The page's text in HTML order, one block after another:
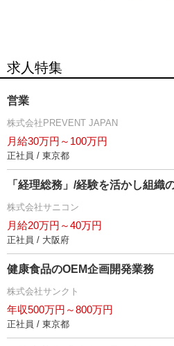
求人特集
営業
株式会社PREVENT JAPAN
月給30万円～100万円
正社員 / 東京都
「経理総務」/経験を活かし組織
株式会社サニコン
月給20万円～40万円
正社員 / 大阪府
健康食品のOEM企画開発業務
株式会社サンクト
年収500万円～800万円
正社員 / 東京都